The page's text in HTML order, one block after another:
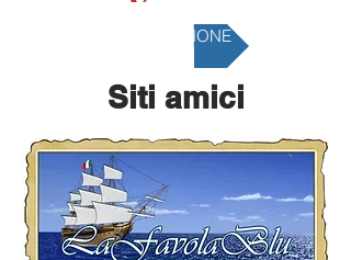
PROMOZIONE
Siti amici